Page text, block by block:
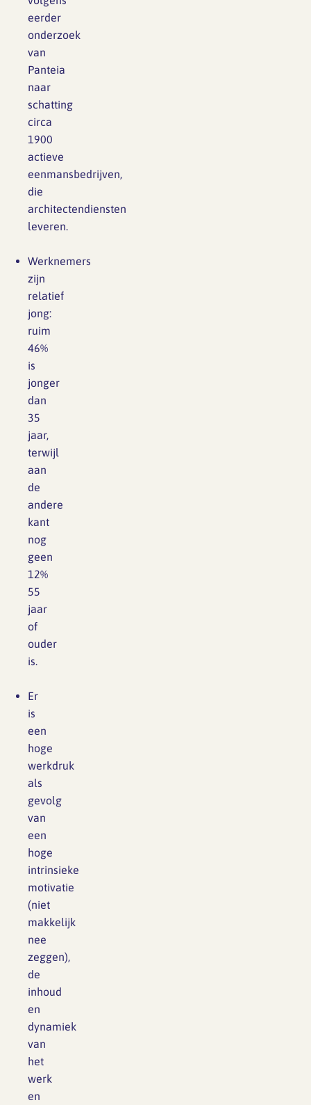
eerder
onderzoek
van
Panteia
naar
schatting
circa
1900
actieve
eenmansbedrijven,
die
architectendiensten
leveren.
Werknemers
zijn
relatief
jong:
ruim
46%
is
jonger
dan
35
jaar,
terwijl
aan
de
andere
kant
nog
geen
12%
55
jaar
of
ouder
is.
Er
is
een
hoge
werkdruk
als
gevolg
van
een
hoge
intrinsieke
motivatie
(niet
makkelijk
nee
zeggen),
de
inhoud
en
dynamiek
van
het
werk
en